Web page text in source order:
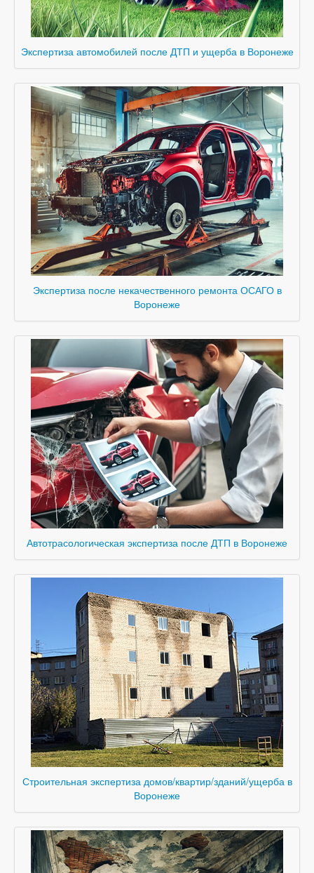
Экспертиза автомобилей после ДТП и ущерба в Воронеже
Экспертиза после некачественного ремонта ОСАГО в
Воронеже
Автотрасологическая экспертиза после ДТП в Воронеже
Строительная экспертиза домов/квартир/зданий/ущерба в
Воронеже